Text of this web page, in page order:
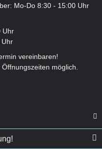
Mo-Do 8:30 - 15:00 Uhr
Uhr
Uhr
vereinbaren!
möglich.